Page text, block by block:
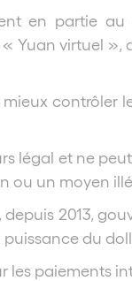
en partie
virtuel »,
contrôler
légal et ne
ou un moyen
2013,
du
paiements